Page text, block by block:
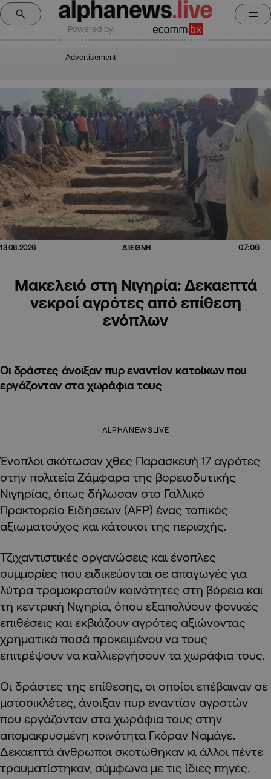
Powered by:
Advertisement
13.06.2026 ΔΙΕΘΝΗ 07:06
Μακελειό στη Νιγηρία: Δεκαεπτά
νεκροί αγρότες από επίθεση
ενόπλων
Οι δράστες άνοιξαν πυρ εναντίον κατοίκων που
εργάζονταν στα χωράφια τους
ALPHANEWSLIVE
Ένοπλοι σκότωσαν χθες Παρασκευή 17 αγρότες
στην πολιτεία Ζάμφαρα της βορειοδυτικής
Νιγηρίας, όπως δήλωσαν στο Γαλλικό
Πρακτορείο Ειδήσεων (AFP) ένας τοπικός
αξιωματούχος και κάτοικοι της περιοχής.
Τζιχαντιστικές οργανώσεις και ένοπλες
συμμορίες που ειδικεύονται σε απαγωγές για
λύτρα τρομοκρατούν κοινότητες στη βόρεια και
τη κεντρική Νιγηρία, όπου εξαπολύουν φονικές
επιθέσεις και εκβιάζουν αγρότες αξιώνοντας
χρηματικά ποσά προκειμένου να τους
επιτρέψουν να καλλιεργήσουν τα χωράφια τους.
Οι δράστες της επίθεσης, οι οποίοι επέβαιναν σε
μοτοσικλέτες, άνοιξαν πυρ εναντίον αγροτών
που εργάζονταν στα χωράφια τους στην
απομακρυσμένη κοινότητα Γκόραν Ναμάγε.
Δεκαεπτά άνθρωποι σκοτώθηκαν κι άλλοι πέντε
τραυματίστηκαν, σύμφωνα με τις ίδιες πηγές.